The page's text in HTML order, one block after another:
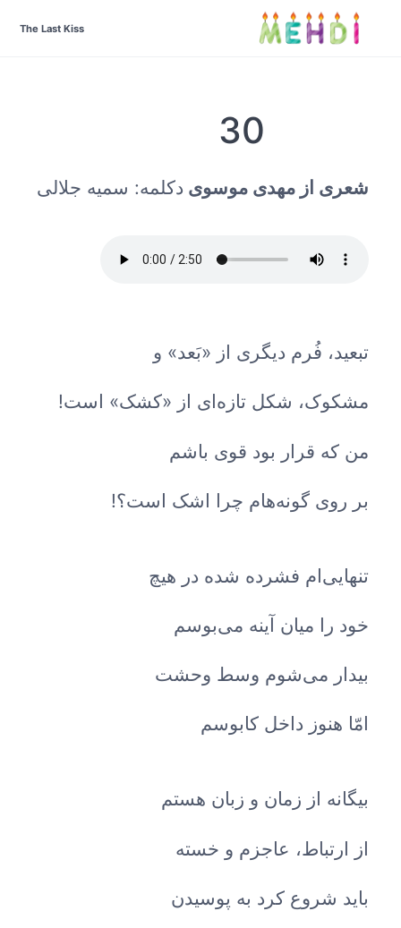
The Last Kiss
30
شعری از مهدی موسوی دکلمه: سمیه جلالی
تبعید، فُرم دیگری از «بَعد» و
مشکوک، شکل تازه‌ای از «کشک» است!
من که قرار بود قوی باشم
بر روی گونه‌هام چرا اشک است؟!
تنهایی‌ام فشرده شده در هیچ
خود را میان آینه می‌بوسم
بیدار می‌شوم وسط وحشت
امّا هنوز داخل کابوسم
بیگانه از زمان و زبان هستم
از ارتباط، عاجزم و خسته
باید شروع کرد به پوسیدن